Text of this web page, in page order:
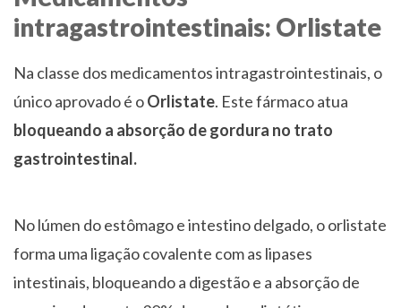
intragastrointestinais: Orlistate
Na classe dos medicamentos intragastrointestinais, o
único aprovado é oOrlistate. Este fármaco atua
bloqueando a absorção de gordura no trato
gastrointestinal.
No lúmen do estômago e intestino delgado, o orlistate
forma uma ligação covalente com as lipases
intestinais, bloqueando a digestão e a absorção de